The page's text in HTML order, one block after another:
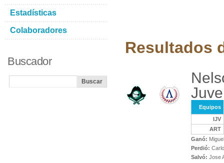
Resultados
Equipos
IJV
ART
Ganó:
Perdió:
Salvó: Jose
Estadísticas
Colaboradores
Buscador